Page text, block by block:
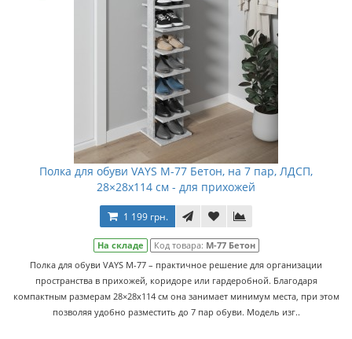
Полка для обуви VAYS M-77 Бетон, на 7 пар, ЛДСП,
28×28x114 см - для прихожей
1 199 грн.
На складе Код товара: M-77 Бетон
Полка для обуви VAYS M-77 – практичное решение для организации
пространства в прихожей, коридоре или гардеробной. Благодаря
компактным размерам 28×28x114 см она занимает минимум места, при этом
позволяя удобно разместить до 7 пар обуви. Модель изг..